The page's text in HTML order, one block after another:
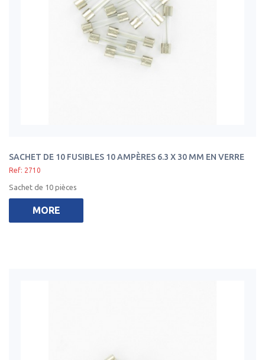
SACHET DE 10 FUSIBLES 10 AMPÈRES 6.3 X 30 MM EN VERRE
Ref: 2710
Sachet de 10 pièces
MORE